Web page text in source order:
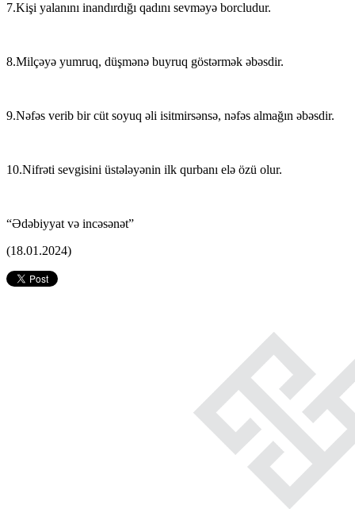
7.Kişi yalanını inandırdığı qadını sevməyə borcludur.
8.Milçəyə yumruq, düşmənə buyruq göstərmək əbəsdir.
9.Nəfəs verib bir cüt soyuq əli isitmirsənsə, nəfəs almağın əbəsdir.
10.Nifrəti sevgisini üstələyənin ilk qurbanı elə özü olur.
“Ədəbiyyat və incəsənət”
(18.01.2024)